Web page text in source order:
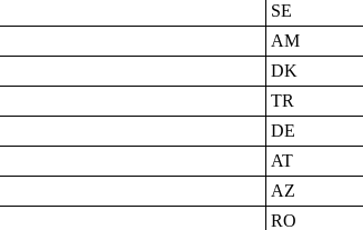
SE
AM
DK
TR
DE
AT
AZ
RO